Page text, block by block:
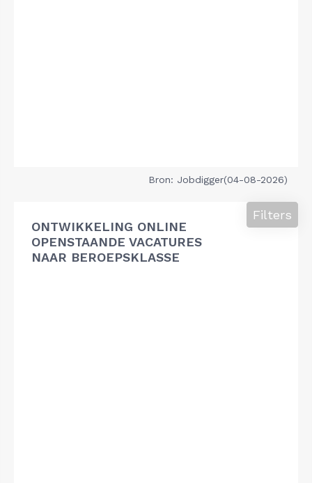
Bron: Jobdigger(04-08-2026)
ONTWIKKELING ONLINE
OPENSTAANDE VACATURES
NAAR BEROEPSKLASSE
Filters